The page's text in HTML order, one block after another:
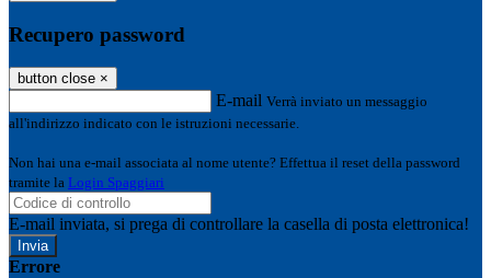
Recupero password
button close ×
E-mail Verrà inviato un messaggio
all'indirizzo indicato con le istruzioni necessarie.
Non hai una e-mail associata al nome utente? Effettua il reset della password
tramite la Login Spaggiari
E-mail inviata, si prega di controllare la casella di posta elettronica!
Errore